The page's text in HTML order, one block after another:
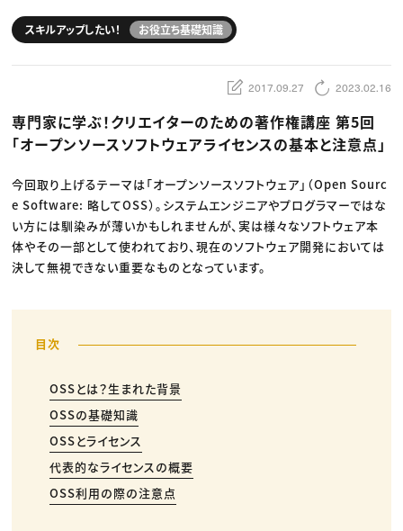
スキルアップしたい！
デザイン
編集・ライティング
マーケティング
ディレクション
業界解説・キャリア事情
TOP Creator’s コラム
Webクリエイター
アプリクリエイター
ゲームクリエイター
映像クリエイター
クリエイターインタビュー
C＆R Magazine
セミナー
ニュース・トレンド トップ
Web
映像
ゲーム・エンタメ
広告
出版
CREATIVE VILLAGEからのお知らせ
スキルアップしたい！ お役立ち基礎知識
2017.09.27 2023.02.16
専門家に学ぶ！クリエイターのための著作権講座 第5回
「オープンソースソフトウェアライセンスの基本と注意点」
今回取り上げるテーマは「オープンソースソフトウェア」（Open Sourc
e Software: 略してOSS）。システムエンジニアやプログラマーではな
い方には馴染みが薄いかもしれませんが、実は様々なソフトウェア本
体やその一部として使われており、現在のソフトウェア開発においては
決して無視できない重要なものとなっています。
OSSとは？生まれた背景
OSSの基礎知識
OSSとライセンス
代表的なライセンスの概要
OSS利用の際の注意点